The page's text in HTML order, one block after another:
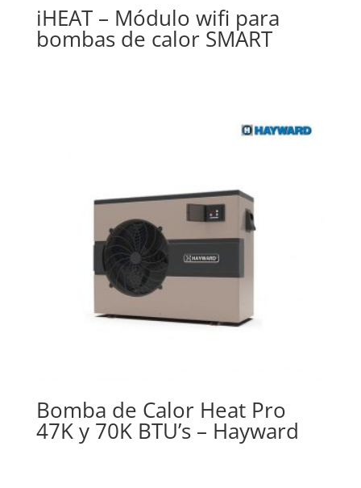
iHEAT – Módulo wifi para
bombas de calor SMART
Bomba de Calor Heat Pro
47K y 70K BTU’s – Hayward